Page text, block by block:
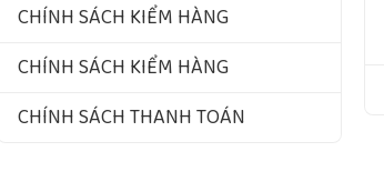
CHÍNH SÁCH KIỂM HÀNG
CHÍNH SÁCH KIỂM HÀNG
CHÍNH SÁCH THANH TOÁN